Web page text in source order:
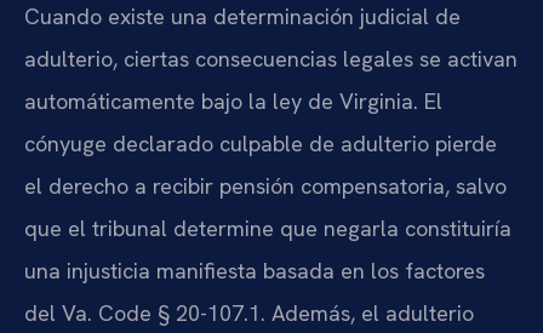
Cuando existe una determinación judicial de
adulterio, ciertas consecuencias legales se activan
automáticamente bajo la ley de Virginia. El
cónyuge declarado culpable de adulterio pierde
el derecho a recibir pensión compensatoria, salvo
que el tribunal determine que negarla constituiría
una injusticia manifiesta basada en los factores
del Va. Code § 20-107.1. Además, el adulterio